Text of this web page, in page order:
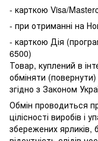
- карткою Visa/
- при отриманні на
- карткою Дія
6500)
Товар, куплений в
обміняти
згідно з Законом
Обмін проводиться
цілісності виробів і
збережених ярликів,